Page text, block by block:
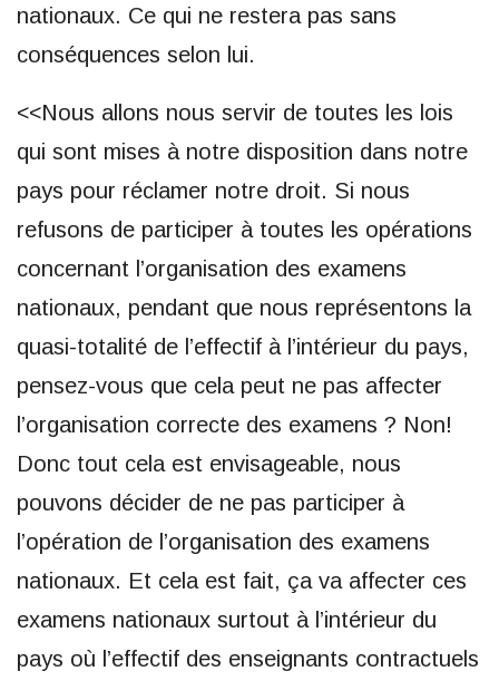
nationaux. Ce qui ne restera pas sans
conséquences selon lui.
<<Nous allons nous servir de toutes les lois
qui sont mises à notre disposition dans notre
pays pour réclamer notre droit. Si nous
refusons de participer à toutes les opérations
concernant l’organisation des examens
nationaux, pendant que nous représentons la
quasi-totalité de l’effectif à l’intérieur du pays,
pensez-vous que cela peut ne pas affecter
l’organisation correcte des examens ? Non!
Donc tout cela est envisageable, nous
pouvons décider de ne pas participer à
l’opération de l’organisation des examens
nationaux. Et cela est fait, ça va affecter ces
examens nationaux surtout à l’intérieur du
pays où l’effectif des enseignants contractuels